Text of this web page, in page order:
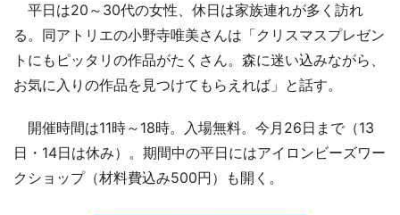
平日は20～30代の女性、休日は家族連れが多く訪れ
る。同アトリエの小野寺唯美さんは「クリスマスプレゼン
トにもピッタリの作品がたくさん。森に迷い込みながら、
お気に入りの作品を見つけてもらえれば」と話す。
開催時間は11時～18時。入場無料。今月26日まで（13
日・14日は休み）。期間中の平日にはアイロンビーズワー
クショップ（材料費込み500円）も開く。